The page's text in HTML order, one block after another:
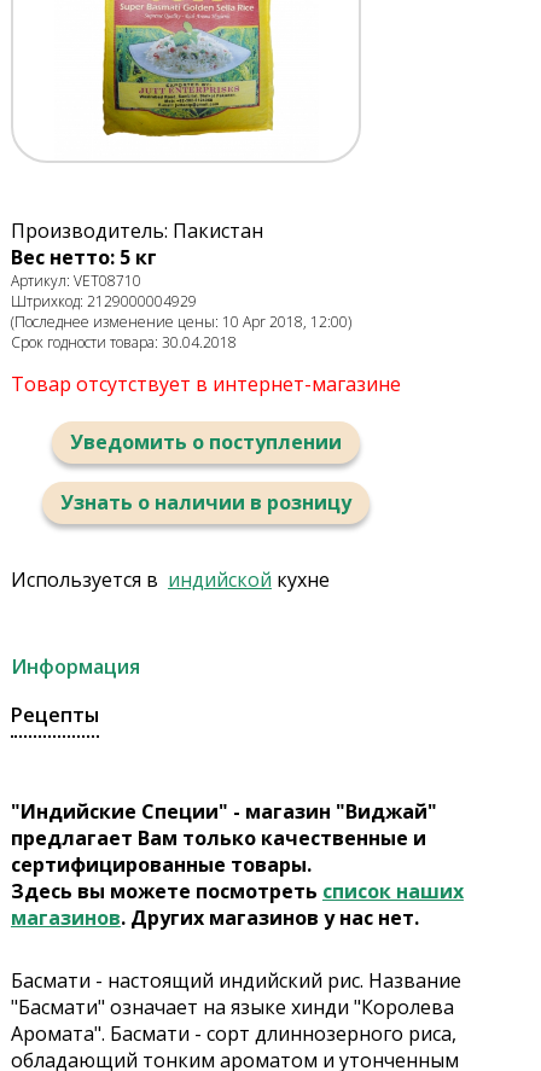
Производитель: Пакистан
Вес нетто: 5 кг
Артикул: VET08710
Штрихкод: 2129000004929
(Последнее изменение цены: 10 Apr 2018, 12:00)
Срок годности товара: 30.04.2018
Товар отсутствует в интернет-магазине
Уведомить о поступлении
Узнать о наличии в розницу
Используется в индийской кухне
Информация
Рецепты
"Индийские Специи" - магазин "Виджай"
предлагает Вам только качественные и
сертифицированные товары.
Здесь вы можете посмотреть список наших
магазинов. Других магазинов у нас нет.
Басмати - настоящий индийский рис. Название
"Басмати" означает на языке хинди "Королева
Аромата". Басмати - сорт длиннозерного риса,
обладающий тонким ароматом и утонченным